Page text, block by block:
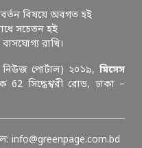
বিষয়ে অবগত হই
সচেতন হই
রাখি।
নিউজ পোর্টাল) ২০১৯, মিসেস
62 সিদ্ধেশ্বরী রোড, ঢাকা –
info@greenpage.com.bd